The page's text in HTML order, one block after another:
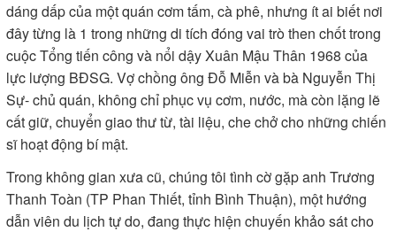
dáng dấp của một quán cơm tấm, cà phê, nhưng ít ai biết nơi
đây từng là 1 trong những di tích đóng vai trò then chốt trong
cuộc Tổng tiến công và nổi dậy Xuân Mậu Thân 1968 của
lực lượng BĐSG. Vợ chồng ông Đỗ Miễn và bà Nguyễn Thị
Sự- chủ quán, không chỉ phục vụ cơm, nước, mà còn lặng lẽ
cất giữ, chuyển giao thư từ, tài liệu, che chở cho những chiến
sĩ hoạt động bí mật.
Trong không gian xưa cũ, chúng tôi tình cờ gặp anh Trương
Thanh Toàn (TP Phan Thiết, tỉnh Bình Thuận), một hướng
dẫn viên du lịch tự do, đang thực hiện chuyến khảo sát cho